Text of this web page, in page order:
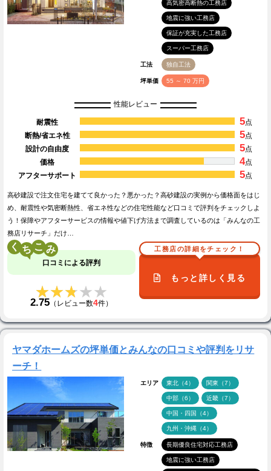
高気密高断熱の工務店
地震に強い工務店
保証が充実した工務店
スーパー工務店
工法 独自工法
坪単価 55 ～ 70 万円
性能レビュー
耐震性 5点
断熱/省エネ性
5点
設計の自由度
5点
価格
4点
アフターサポート
5点
高砂建設で注文住宅を建てて良かった？悪かった？高砂建設の実例から価格面をはじ
め、耐震性や気密断熱性、省エネ性などの住宅性能など口コミで評判をチェックしよ
う！保障やアフターサービスの情報や値下げ方法まで調査しているのは「みんなの工
務店リサーチ」だけ…
く こ
口コミによる評判
★★★★★
★★★★★
2.75 （レビュー数4件）
工務店の詳細をチェック！
もっと詳しく見る
ヤマダホームズの坪単価とみんなの口コミや評判をリサ
ーチ！
エリア 東北（4） 関東（7）
中部（6） 近畿（7）
中国・四国（4）
九州・沖縄（4）
特徴 長期優良住宅対応工務店
地震に強い工務店